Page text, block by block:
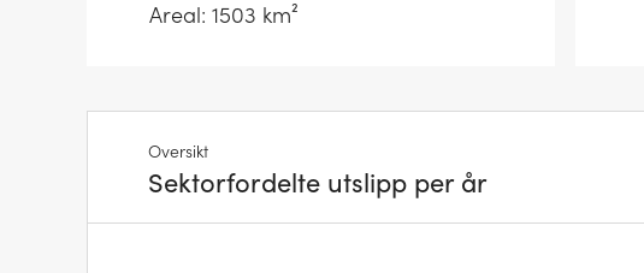
Areal: 1503 km²
Oversikt
Sektorfordelte utslipp per år